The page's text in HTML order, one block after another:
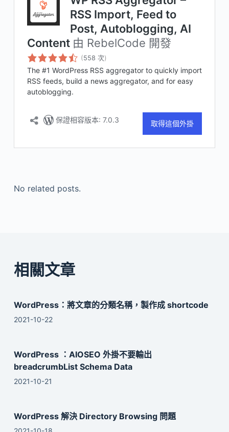
No related posts.
相關文章
WordPress：將文章的分類名稱，製作成 shortcode
2021-10-22
WordPress ：AIOSEO 外掛不要輸出
breadcrumbList Schema Data
2021-10-21
WordPress 解決 Directory Browsing 問題